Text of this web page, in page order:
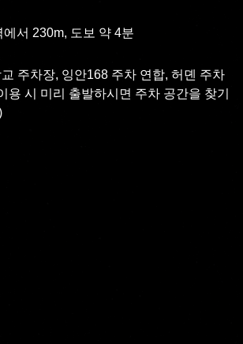
에서 230m, 도보 약 4분
주차장, 잉안168 주차 연합, 허뎬 주차
용 시 미리 출발하시면 주차 공간을 찾기